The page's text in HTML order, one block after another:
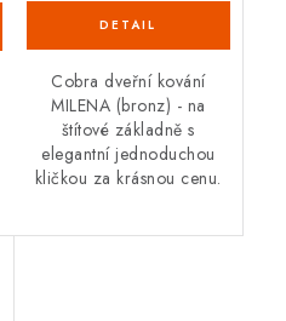
Cobra dveřní kování
MILENA (bronz) - na
štítové základně s
elegantní jednoduchou
kličkou za krásnou cenu.